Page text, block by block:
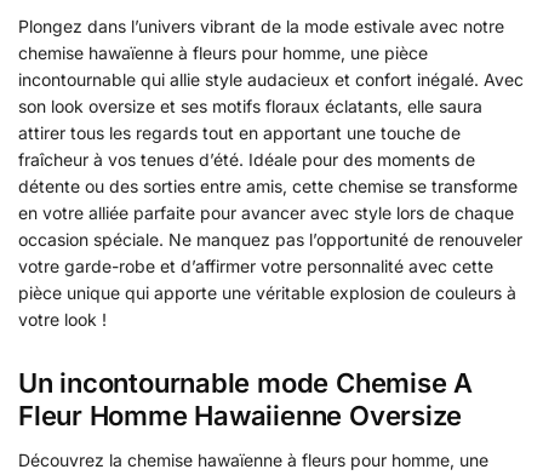
Plongez dans l’univers vibrant de la mode estivale avec notre
chemise hawaïenne à fleurs pour homme, une pièce
incontournable qui allie style audacieux et confort inégalé. Avec
son look oversize et ses motifs floraux éclatants, elle saura
attirer tous les regards tout en apportant une touche de
fraîcheur à vos tenues d’été. Idéale pour des moments de
détente ou des sorties entre amis, cette chemise se transforme
en votre alliée parfaite pour avancer avec style lors de chaque
occasion spéciale. Ne manquez pas l’opportunité de renouveler
votre garde-robe et d’affirmer votre personnalité avec cette
pièce unique qui apporte une véritable explosion de couleurs à
votre look !
Un incontournable mode Chemise A
Fleur Homme Hawaiienne Oversize
Découvrez la chemise hawaïenne à fleurs pour homme, une